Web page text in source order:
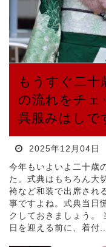
もうすぐ二十
の流れをチェ
呉服みはしで
2025年12月04日
今年もいよいよ二十歳
た。式典はもちろん大
袴など和装で出席され
事ですよね。式典当日
クしておきましょう。
日を迎える前に、着付...